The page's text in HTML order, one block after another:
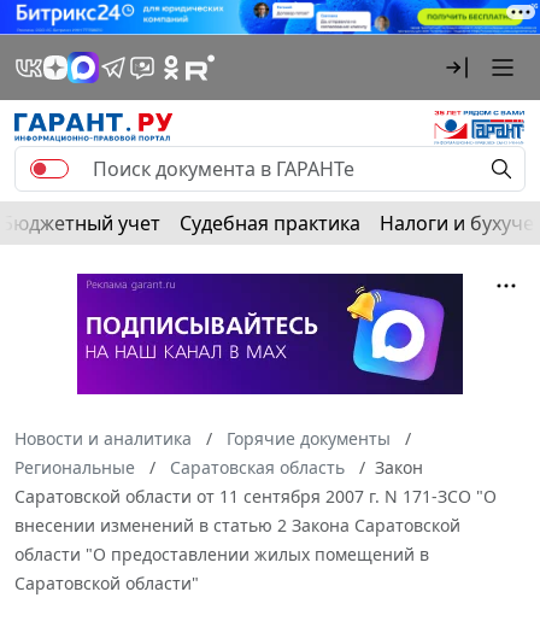
Бюджетный учет Судебная практика Налоги и
Новости и аналитика
Горячие документы
Региональные
Саратовская область
Закон
Саратовской области от 11 сентября 2007 г. N 171-ЗСО "О
внесении изменений в статью 2 Закона Саратовской
области "О предоставлении жилых помещений в
Саратовской области"